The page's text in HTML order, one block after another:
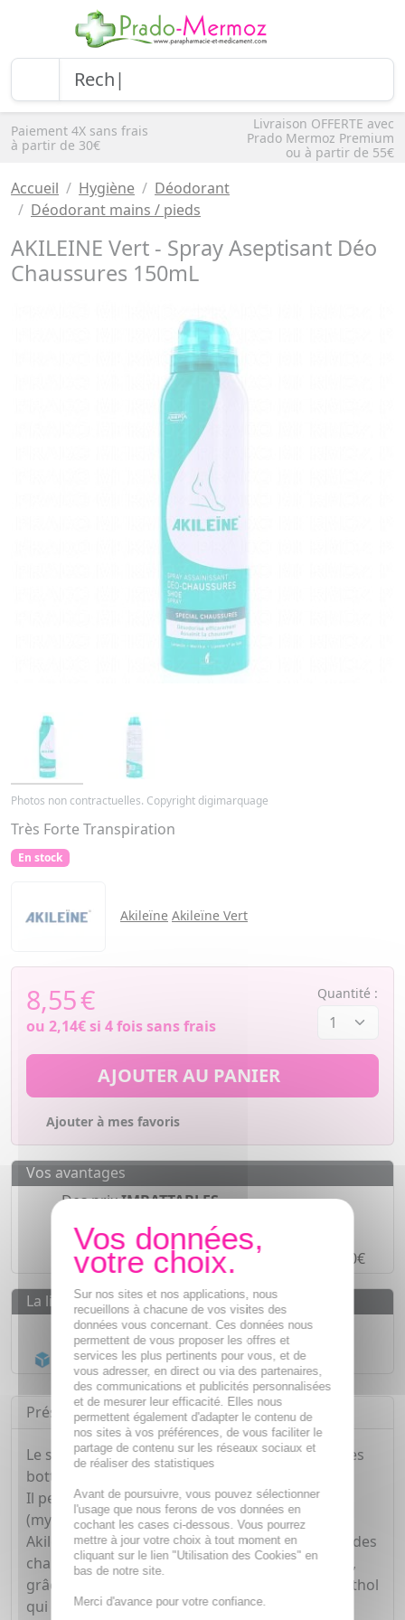
Paiement 4X sans frais
à partir de 30€
Livraison OFFERTE avec
Prado Mermoz Premium
ou à partir de 55€
Accueil Hygiène
Déodorant
Déodorant mains / pieds
AKILEINE Vert - Spray Aseptisant Déo
Chaussures 150mL
Photos non contractuelles. Copyright digimarquage
Très Forte Transpiration
En stock
Akileïne Akileïne Vert
8,55€
ou 2,14€si 4 fois sans frais
Quantité :
AJOUTER AU PANIER
Ajouter à mes favoris
Vos avantages
Des prixIMBATTABLES
Paiement en ligneSÉCURISÉ
Paiement en 4 fois sans frais à partir de 30€
La livraison
Livraison gratuite dès 55€
Acheminement Chronoposten 24h*
Présentation
Le spray aseptisant assainit et prolonge la vie des
bottes et chaussures.
Il permet d'éviter le développement microbien
(mycoses), grâce à un lipoaminoacide breveté.
Akileine Spray Aseptisant désodorise l'intérieur des
chaussures, même dans les cas les plus sévères,
grâce à l'huile essentielle de lavandin et au menthol
qui procure un effet de fraîcheur.
Sur nos sites et nos applications, nous
recueillons à chacune de vos visites des
données vous concernant. Ces données nous
permettent de vous proposer les offres et
services les plus pertinents pour vous, et de
vous adresser, en direct ou via des partenaires,
des communications et publicités personnalisées
et de mesurer leur efficacité. Elles nous
permettent également d'adapter le contenu de
nos sites à vos préférences, de vous faciliter le
partage de contenu sur les réseaux sociaux et
de réaliser des statistiques
Avant de poursuivre, vous pouvez sélectionner
l'usage que nous ferons de vos données en
cochant les cases ci-dessous. Vous pourrez
mettre à jour votre choix à tout moment en
cliquant sur le lien "Utilisation des Cookies" en
bas de notre site.
Merci d'avance pour votre confiance.